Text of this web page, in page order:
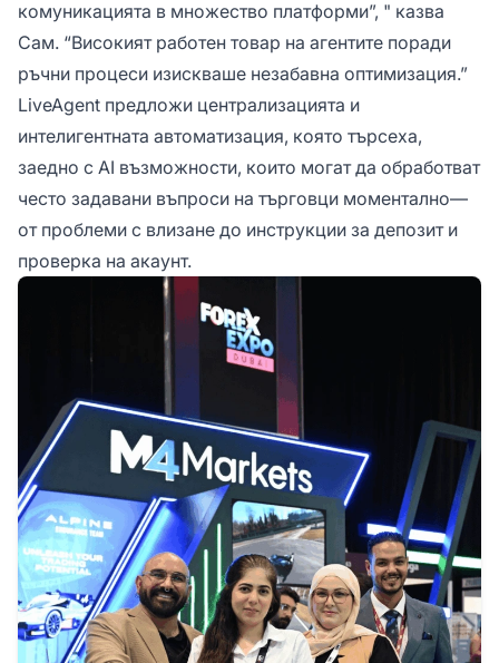
комуникацията в множество платформи”, " казва
Сам. “Високият работен товар на агентите поради
ръчни процеси изискваше незабавна оптимизация.”
LiveAgent предложи централизацията и
интелигентната автоматизация, която търсеха,
заедно с AI възможности, които могат да обработват
често задавани въпроси на търговци моментално—
от проблеми с влизане до инструкции за депозит и
проверка на акаунт.